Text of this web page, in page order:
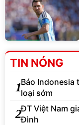
TIN NÓNG
1Báo Indonesia
loại sớm
2ĐT Việt Nam
Đình